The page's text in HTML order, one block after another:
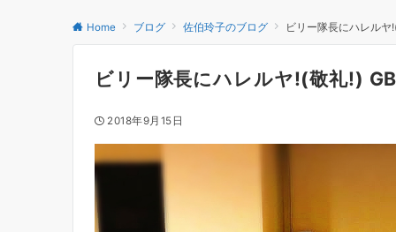
Home ブログ 佐伯玲子のブログ ビリー隊長にハレル
ビリー隊長にハレルヤ!(敬礼!)
2018年9月15日